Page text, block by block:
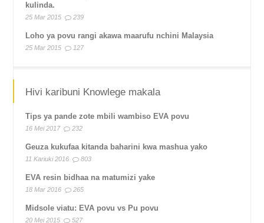
kulinda.
25 Mar 2015 239
Loho ya povu rangi akawa maarufu nchini Malaysia
25 Mar 2015 127
Hivi karibuni Knowlege makala
Tips ya pande zote mbili wambiso EVA povu
16 Mei 2017 232
Geuza kukufaa kitanda baharini kwa mashua yako
11 Kariuki 2016 803
EVA resin bidhaa na matumizi yake
18 Mar 2016 265
Midsole viatu: EVA povu vs Pu povu
20 Mei 2015 527